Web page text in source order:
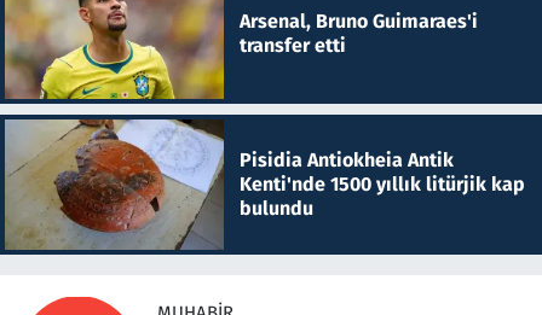
Arsenal, Bruno Guimaraes'i
transfer etti
Pisidia Antiokheia Antik
Kenti'nde 1500 yıllık litürjik kap
bulundu